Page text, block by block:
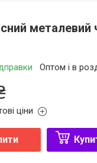
металевий
Оптом і в
ціни